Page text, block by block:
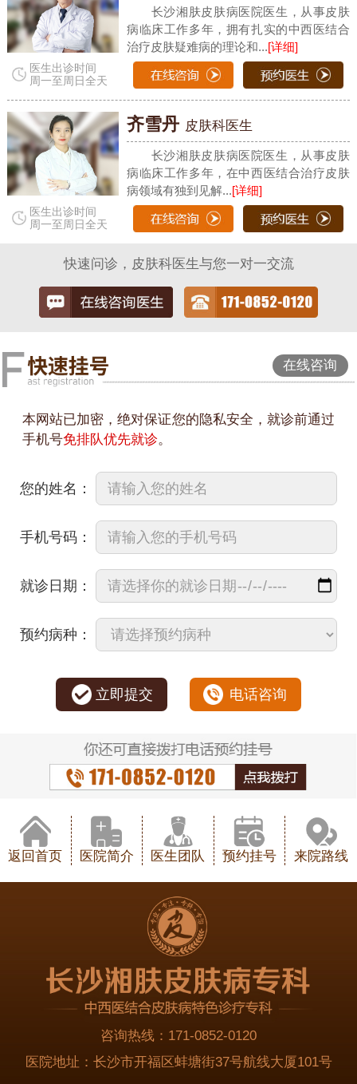
医生出诊时间
周一至周日全天
长沙湘肤皮肤病医院医生，从事皮肤
病临床工作多年，拥有扎实的中西医结合
治疗皮肤疑难病的理论和...[详细]
医生出诊时间
周一至周日全天
齐雪丹 皮肤科医生
长沙湘肤皮肤病医院医生，从事皮肤
病临床工作多年，在中西医结合治疗皮肤
病领域有独到见解...[详细]
快速问诊，皮肤科医生与您一对一交流
在线咨询
本网站已加密，绝对保证您的隐私安全，就诊前通过
手机号免排队优先就诊。
您的姓名：
手机号码：
就诊日期：
预约病种：
立即提交 电话咨询
返回首页 医院简介 医生团队 预约挂号 来院路线
咨询热线： 171-0852-0120
医院地址： 长沙市开福区蚌塘街37号航线大厦101号